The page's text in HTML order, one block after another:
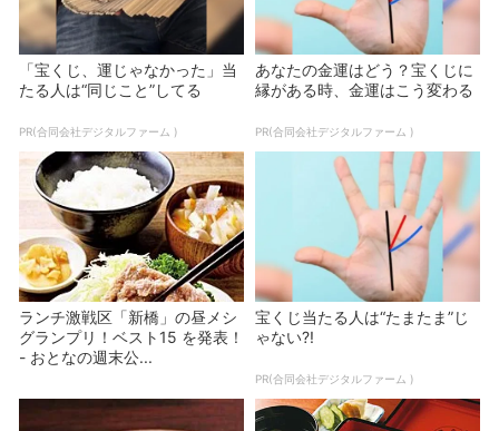
「宝くじ、運じゃなかった」当
たる人は“同じこと”してる
PR(合同会社デジタルファーム )
あなたの金運はどう？宝くじに
縁がある時、金運はこう変わる
PR(合同会社デジタルファーム )
ランチ激戦区「新橋」の昼メシ
グランプリ！ベスト15 を発表！
- おとなの週末公...
宝くじ当たる人は“たまたま”じ
ゃない?!
PR(合同会社デジタルファーム )